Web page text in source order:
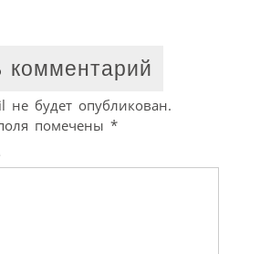
комментарий
не будет опубликован.
помечены *